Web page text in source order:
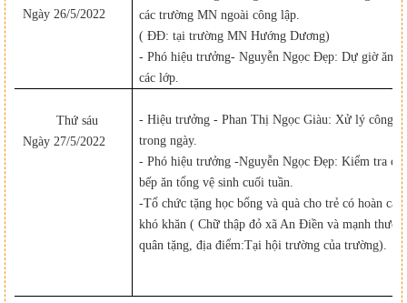
Ngày 26/5/2022
các trường MN ngoài công lập.
( ĐĐ: tại trường MN Hướng Dương)
- Phó hiệu trưởng- Nguyễn Ngọc Đẹp: Dự giờ ăn
các lớp.
Thứ sáu
Ngày 27/5/2022
- Hiệu trưởng - Phan Thị Ngọc Giàu: Xử lý công
trong ngày.
- Phó hiệu trưởng -Nguyễn Ngọc Đẹp: Kiểm tra
bếp ăn tổng vệ sinh cuối tuần.
-Tổ chức tặng học bổng và quà cho trẻ có hoàn
khó khăn ( Chữ thập đỏ xã An Điền và mạnh
quân tặng, địa điểm:Tại hội trường của trường).